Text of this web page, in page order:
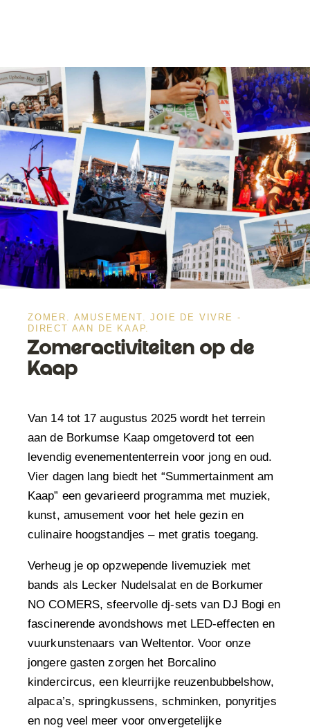
ZOMER. AMUSEMENT. JOIE DE VIVRE -
DIRECT AAN DE KAAP.
Zomeractiviteiten op de
Kaap
Van 14 tot 17 augustus 2025 wordt het terrein
aan de Borkumse Kaap omgetoverd tot een
levendig evenemententerrein voor jong en oud.
Vier dagen lang biedt het “Summertainment am
Kaap” een gevarieerd programma met muziek,
kunst, amusement voor het hele gezin en
culinaire hoogstandjes – met gratis toegang.
Verheug je op opzwepende livemuziek met
bands als Lecker Nudelsalat en de Borkumer
NO COMERS, sfeervolle dj-sets van DJ Bogi en
fascinerende avondshows met LED-effecten en
vuurkunstenaars van Weltentor. Voor onze
jongere gasten zorgen het Borcalino
kindercircus, een kleurrijke reuzenbubbelshow,
alpaca’s, springkussens, schminken, ponyritjes
en nog veel meer voor onvergetelijke